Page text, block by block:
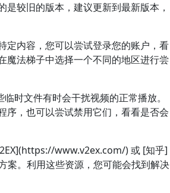
较旧的版本，建议更新到最新版本，
定内容，您可以尝试登录您的账户，看
魔法梯子中选择一个不同的地区进行尝
时文件有时会干扰视频的正常播放。
序，也可以尝试禁用它们，看看是否会
www.v2ex.com/) 或 [知乎]
。利用这些资源，您可能会找到解决